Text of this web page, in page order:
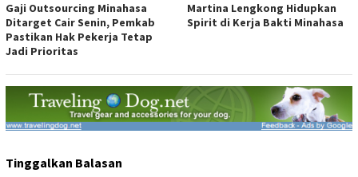
Gaji Outsourcing Minahasa
Ditarget Cair Senin, Pemkab
Pastikan Hak Pekerja Tetap
Jadi Prioritas
Martina Lengkong Hidupkan
Spirit di Kerja Bakti Minahasa
Tinggalkan Balasan